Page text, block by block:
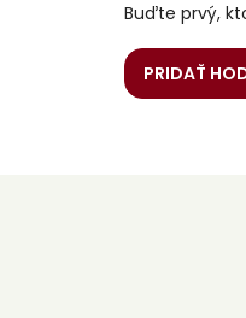
Buďte prvý,
PRIDAŤ